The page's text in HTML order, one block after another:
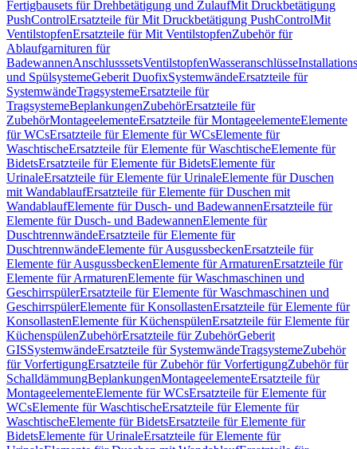
Fertigbausets für Drehbetätigung und ZulaufMit Druckbetätigung
PushControlErsatzteile für Mit Druckbetätigung PushControlMit
VentilstopfenErsatzteile für Mit VentilstopfenZubehör für
Ablaufgarnituren für
BadewannenAnschlusssetsVentilstopfenWasseranschlüsse
und SpülsystemeGeberit DuofixSystemwändeErsatzteile für
SystemwändeTragsystemeErsatzteile für
TragsystemeBeplankungenZubehörErsatzteile für
ZubehörMontageelementeErsatzteile für MontageelementeElemente
für WCsErsatzteile für Elemente für WCsElemente für
WaschtischeErsatzteile für Elemente für WaschtischeElemente für
BidetsErsatzteile für Elemente für BidetsElemente für
UrinaleErsatzteile für Elemente für UrinaleElemente für Duschen
mit WandablaufErsatzteile für Elemente für Duschen mit
WandablaufElemente für Dusch- und BadewannenErsatzteile für
Elemente für Dusch- und BadewannenElemente für
DuschtrennwändeErsatzteile für Elemente für
DuschtrennwändeElemente für AusgussbeckenErsatzteile für
Elemente für AusgussbeckenElemente für ArmaturenErsatzteile für
Elemente für ArmaturenElemente für Waschmaschinen und
GeschirrspülerErsatzteile für Elemente für Waschmaschinen und
GeschirrspülerElemente für KonsollastenErsatzteile für Elemente für
KonsollastenElemente für KüchenspülenErsatzteile für Elemente für
KüchenspülenZubehörErsatzteile für ZubehörGeberit
GISSystemwändeErsatzteile für SystemwändeTragsystemeZubehör
für VorfertigungErsatzteile für Zubehör für VorfertigungZubehör für
SchalldämmungBeplankungenMontageelementeErsatzteile für
MontageelementeElemente für WCsErsatzteile für Elemente für
WCsElemente für WaschtischeErsatzteile für Elemente für
WaschtischeElemente für BidetsErsatzteile für Elemente für
BidetsElemente für UrinaleErsatzteile für Elemente für